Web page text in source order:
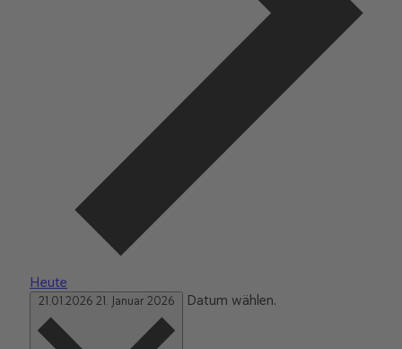
Heute
21.01.2026 21. Januar 2026 Datum wählen.